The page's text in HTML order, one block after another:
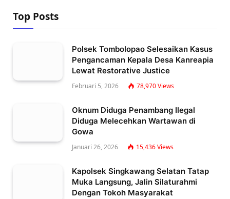
Top Posts
Polsek Tombolopao Selesaikan Kasus
Pengancaman Kepala Desa Kanreapia
Lewat Restorative Justice
Februari 5, 2026 78,970Views
Oknum Diduga Penambang Ilegal
Diduga Melecehkan Wartawan di
Gowa
Januari 26, 2026 15,436Views
Kapolsek Singkawang Selatan Tatap
Muka Langsung, Jalin Silaturahmi
Dengan Tokoh Masyarakat